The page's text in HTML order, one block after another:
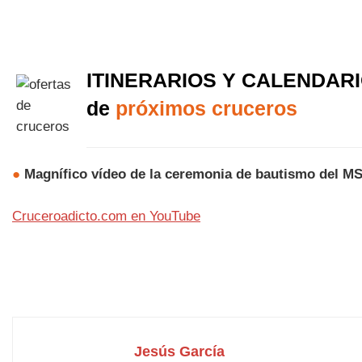
ITINERARIOS Y
de próximos cruceros
● Magnífico vídeo de la ceremonia de bautismo del
Cruceroadicto.com en YouTube
Jesús García